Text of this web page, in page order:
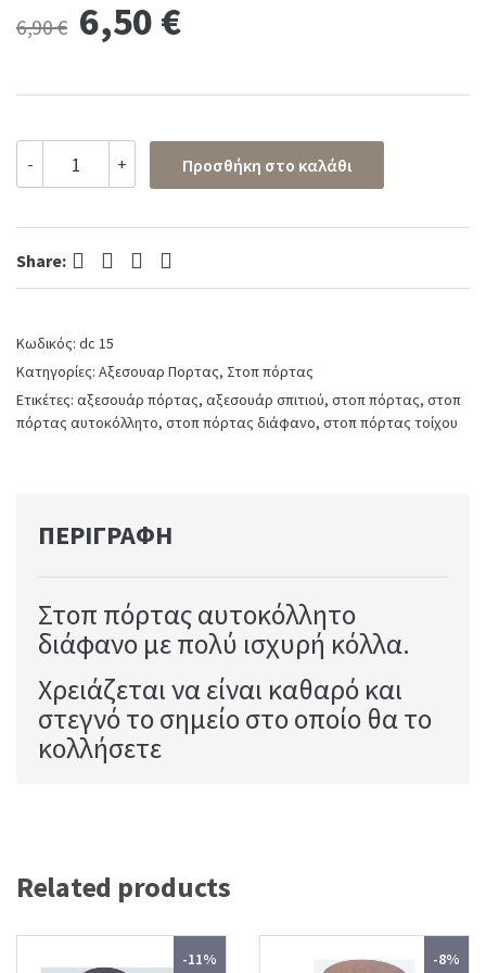
6,90€ Original
was:
6,90 €.
6,50 €Current
is:
6,50 €.
-
πόρτας
αυτοκόλλητο
quantity
+ Προσθήκη στο καλάθι
Share: Facebook Twitter Pinterest LinkedIn
Κωδικός: dc 15
Κατηγορίες: Αξεσουαρ Πορτας, Στοπ πόρτας
Ετικέτες: αξεσουάρ πόρτας, αξεσουάρ σπιτιού, στοπ πόρτας, στοπ
πόρτας αυτοκόλλητο, στοπ πόρτας διάφανο, στοπ πόρτας τοίχου
ΠΕΡΙΓΡΑΦΉ
Στοπ πόρτας αυτοκόλλητο
διάφανο με πολύ ισχυρή κόλλα.
Χρειάζεται να είναι καθαρό και
στεγνό το σημείο στο οποίο θα το
κολλήσετε
Related products
-11% -8%